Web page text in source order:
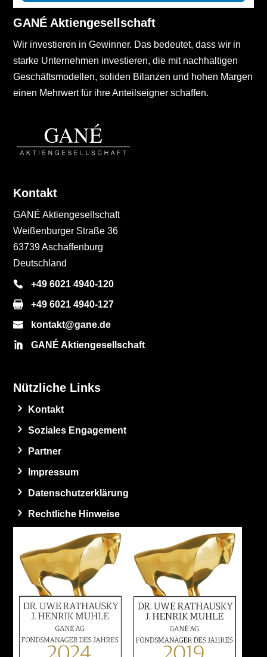
GANÉ Aktiengesellschaft
Wir investieren in Gewinner. Das bedeutet, dass wir in
starke Unternehmen investieren, die mit nachhaltigen
Geschäftsmodellen, soliden Bilanzen und hohen Margen
einen Mehrwert für ihre Anteilseigner schaffen.
Kontakt
GANÉ Aktiengesellschaft
Weißenburger Straße 36
63739 Aschaffenburg
Deutschland
+49 6021 4940-120
+49 6021 4940-127
kontakt@gane.de
GANÉ Aktiengesellschaft
Nützliche Links
Kontakt
Soziales Engagement
Partner
Impressum
Datenschutzerklärung
Rechtliche Hinweise